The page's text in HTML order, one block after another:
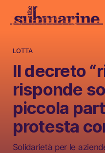
LOTTA
Il decreto
risponde
piccola
protesta
Solidarietà per le